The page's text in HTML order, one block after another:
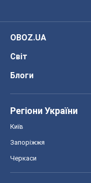
OBOZ.UA
Світ
Блоги
Регіони України
Київ
Запоріжжя
Черкаси